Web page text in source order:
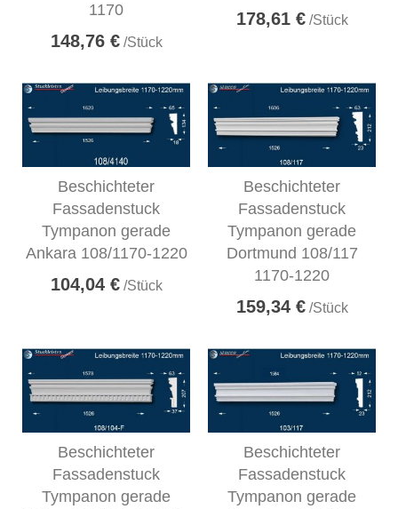
1170
148,76 €/Stück
178,61 €/Stück
Beschichteter
Fassadenstuck
Tympanon gerade
Ankara 108/1170-1220
104,04 €/Stück
Beschichteter
Fassadenstuck
Tympanon gerade
Dortmund 108/117
1170-1220
159,34 €/Stück
Beschichteter
Fassadenstuck
Tympanon gerade
Beschichteter
Fassadenstuck
Tympanon gerade